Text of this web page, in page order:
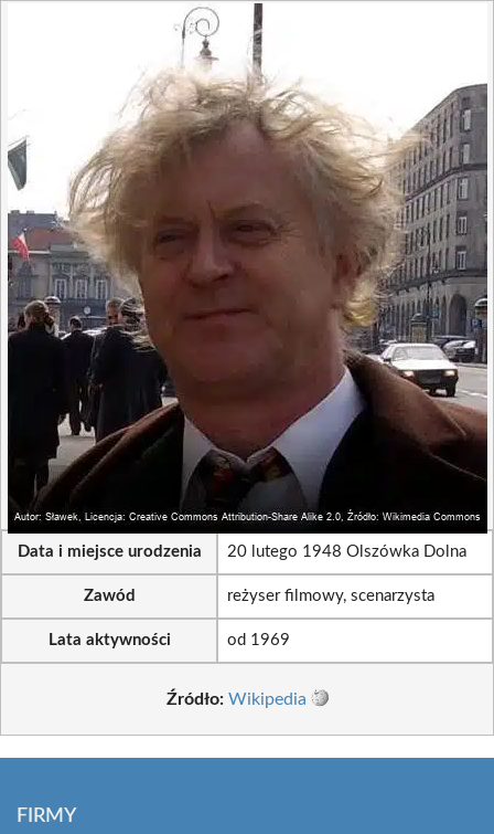
Data i miejsce urodzenia 20 lutego 1948 Olszówka Dolna
Zawód reżyser filmowy, scenarzysta
Lata aktywności od 1969
Źródło: Wikipedia
FIRMY